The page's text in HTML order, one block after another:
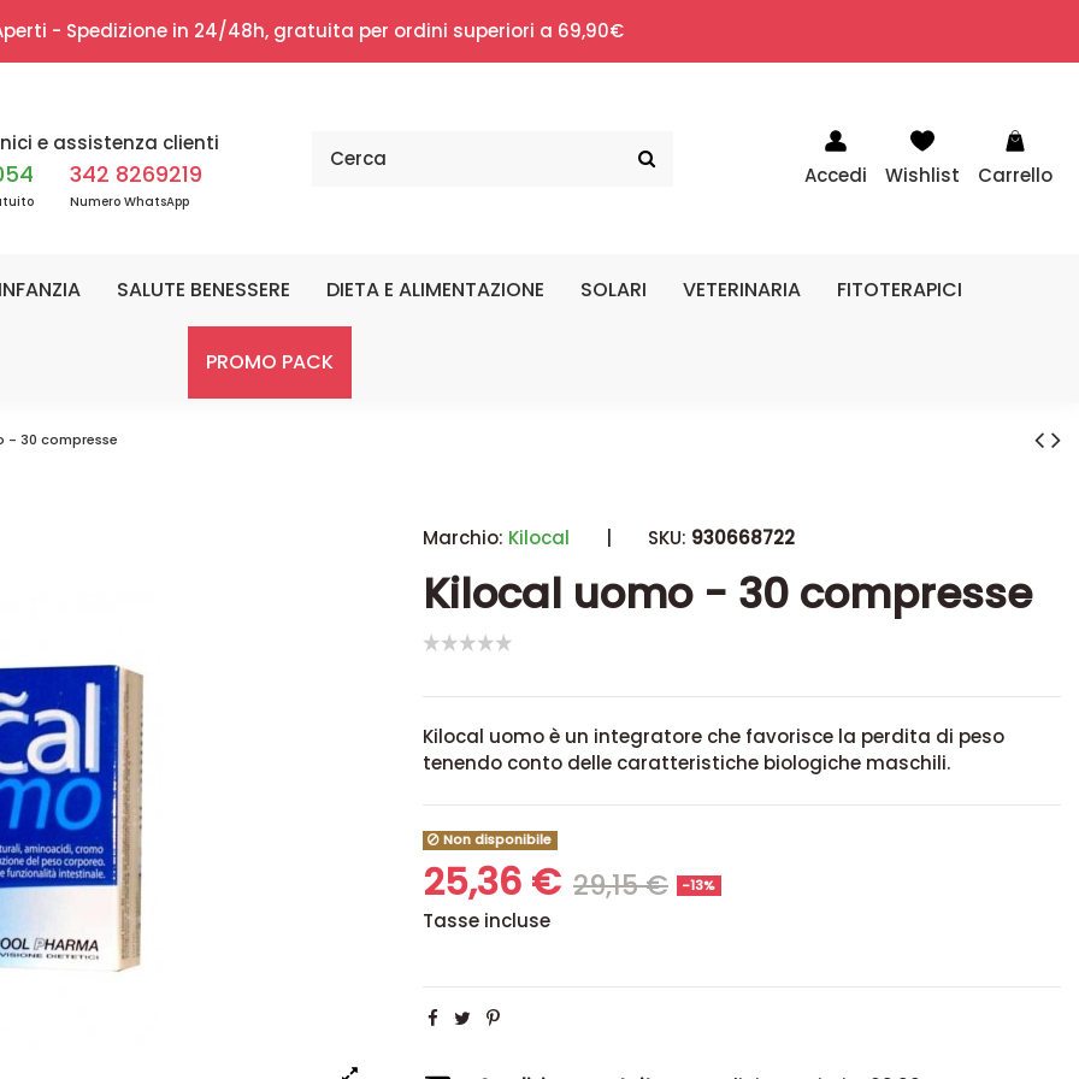
- Spedizione in 24/48h, gratuita per ordini superiori a 69,90€
e assistenza clienti
342 8269219
Numero WhatsApp
Accedi Wishlist Carrello
SALUTE BENESSERE DIETA E ALIMENTAZIONE SOLARI VETERINARIA FITOTERAPICI
PROMO PACK
- 30 compresse
Marchio: Kilocal | SKU: 930668722
Kilocal uomo - 30 compresse
Kilocal uomo è un integratore che favorisce la perdita di peso
tenendo conto delle caratteristiche biologiche maschili.
Non disponibile
25,36 € 29,15 € -13%
Tasse incluse